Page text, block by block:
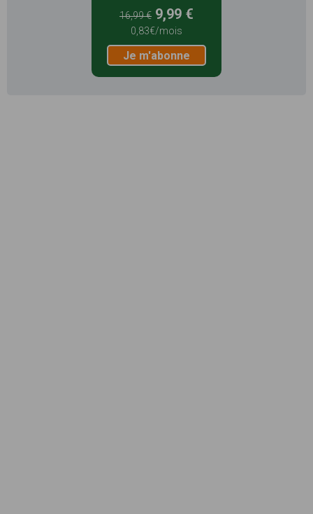
16,99 € 9,99 €
0,83€/mois
Je m'abonne